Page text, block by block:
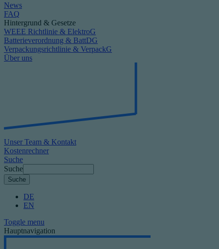
News
FAQ
Hintergrund & Gesetze
WEEE Richtlinie & ElektroG
Batterieverordnung & BattDG
Verpackungsrichtlinie & VerpackG
Über uns
Unser Team & Kontakt
Kostenrechner
Suche
Suche
DE
EN
Toggle menu
Hauptnavigation